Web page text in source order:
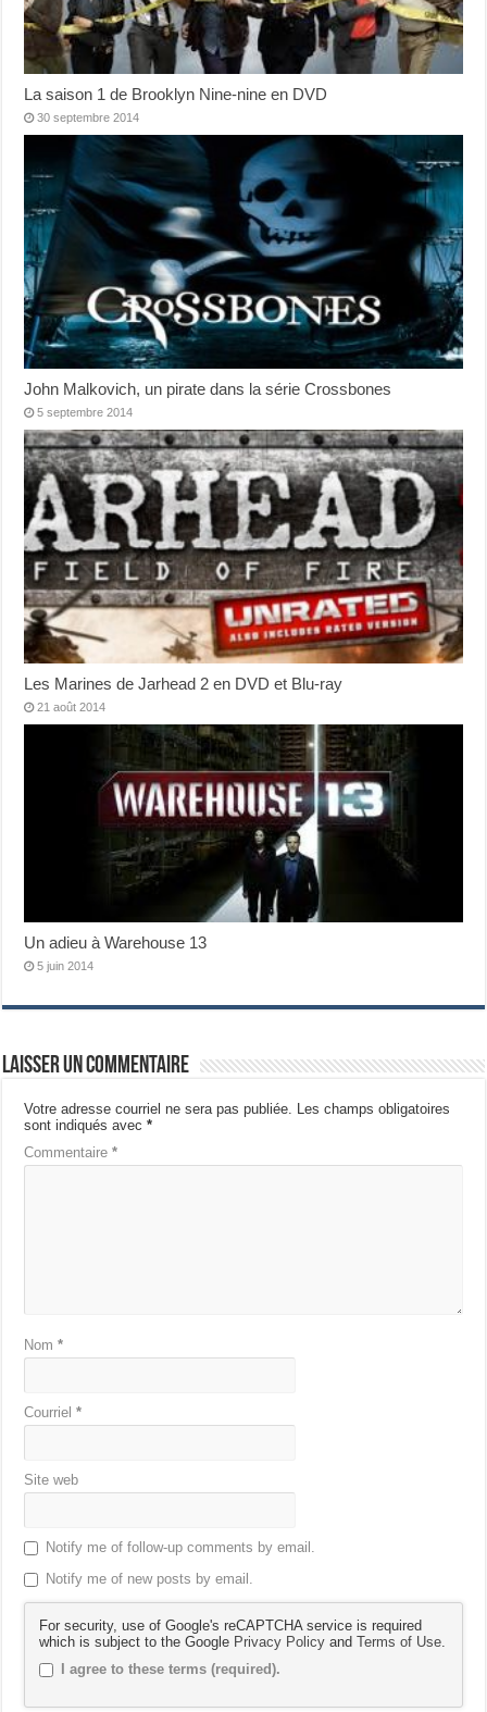
La saison 1 de Brooklyn Nine-nine en DVD
30 septembre 2014
John Malkovich, un pirate dans la série Crossbones
5 septembre 2014
Les Marines de Jarhead 2 en DVD et Blu-ray
21 août 2014
Un adieu à Warehouse 13
5 juin 2014
Laisser un commentaire
Votre adresse courriel ne sera pas publiée.
Les champs obligatoires
sont indiqués avec*
Commentaire*
Nom*
Courriel*
Site web
Notify me of follow-up comments by email.
Notify me of new posts by email.
For security, use of Google's reCAPTCHA service is required
which is subject to the Google Privacy Policy andTerms of Use
I agree to these terms (required).